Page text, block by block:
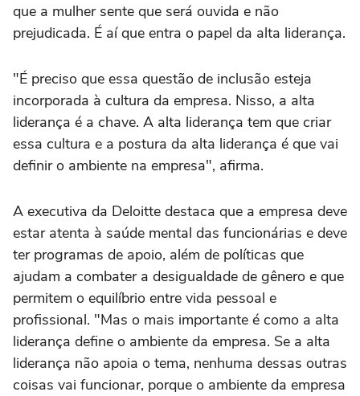
que a mulher sente que será ouvida e não
prejudicada. É aí que entra o papel da alta liderança.
"É preciso que essa questão de inclusão esteja
incorporada à cultura da empresa. Nisso, a alta
liderança é a chave. A alta liderança tem que criar
essa cultura e a postura da alta liderança é que vai
definir o ambiente na empresa", afirma.
A executiva da Deloitte destaca que a empresa deve
estar atenta à saúde mental das funcionárias e deve
ter programas de apoio, além de políticas que
ajudam a combater a desigualdade de gênero e que
permitem o equilíbrio entre vida pessoal e
profissional. "Mas o mais importante é como a alta
liderança define o ambiente da empresa. Se a alta
liderança não apoia o tema, nenhuma dessas outras
coisas vai funcionar, porque o ambiente da empresa